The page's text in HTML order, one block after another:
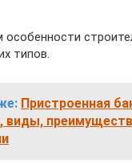
типов.
Пристроенная
виды,